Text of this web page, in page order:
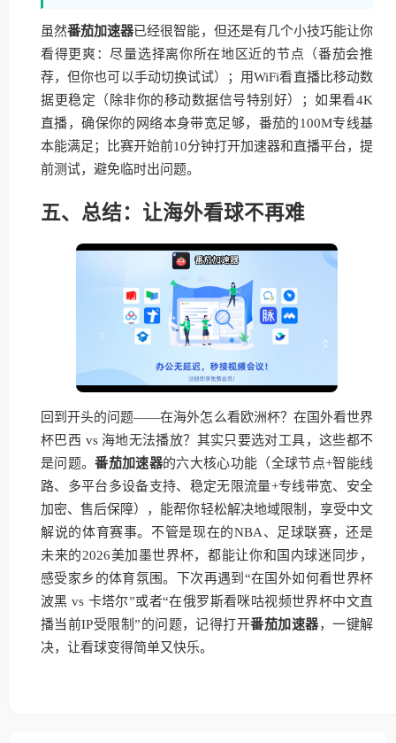
虽然番茄加速器已经很智能，但还是有几个小技巧能让你
看得更爽：尽量选择离你所在地区近的节点（番茄会推
荐，但你也可以手动切换试试）；用WiFi看直播比移动数
据更稳定（除非你的移动数据信号特别好）；如果看4K
直播，确保你的网络本身带宽足够，番茄的100M专线基
本能满足；比赛开始前10分钟打开加速器和直播平台，提
前测试，避免临时出问题。
五、总结：让海外看球不再难
回到开头的问题——在海外怎么看欧洲杯？在国外看世界
杯巴西 vs 海地无法播放？其实只要选对工具，这些都不
是问题。番茄加速器的六大核心功能（全球节点+智能线
路、多平台多设备支持、稳定无限流量+专线带宽、安全
加密、售后保障），能帮你轻松解决地域限制，享受中文
解说的体育赛事。不管是现在的NBA、足球联赛，还是
未来的2026美加墨世界杯，都能让你和国内球迷同步，
感受家乡的体育氛围。下次再遇到“在国外如何看世界杯
波黑 vs 卡塔尔”或者“在俄罗斯看咪咕视频世界杯中文直
播当前IP受限制”的问题，记得打开番茄加速器，一键解
决，让看球变得简单又快乐。